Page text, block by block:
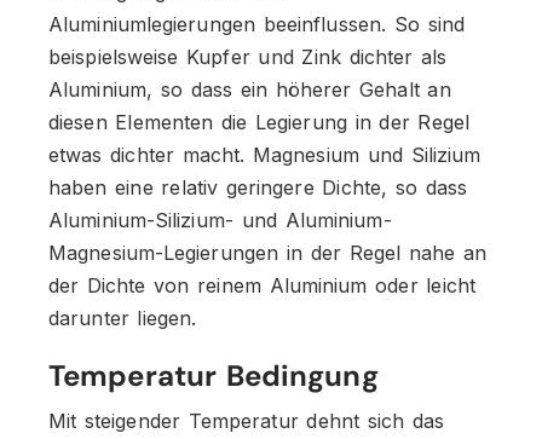
Aluminiumlegierungen beeinflussen. So sind
beispielsweise Kupfer und Zink dichter als
Aluminium, so dass ein höherer Gehalt an
diesen Elementen die Legierung in der Regel
etwas dichter macht. Magnesium und Silizium
haben eine relativ geringere Dichte, so dass
Aluminium-Silizium- und Aluminium-
Magnesium-Legierungen in der Regel nahe an
der Dichte von reinem Aluminium oder leicht
darunter liegen.
Temperatur Bedingung
Mit steigender Temperatur dehnt sich das